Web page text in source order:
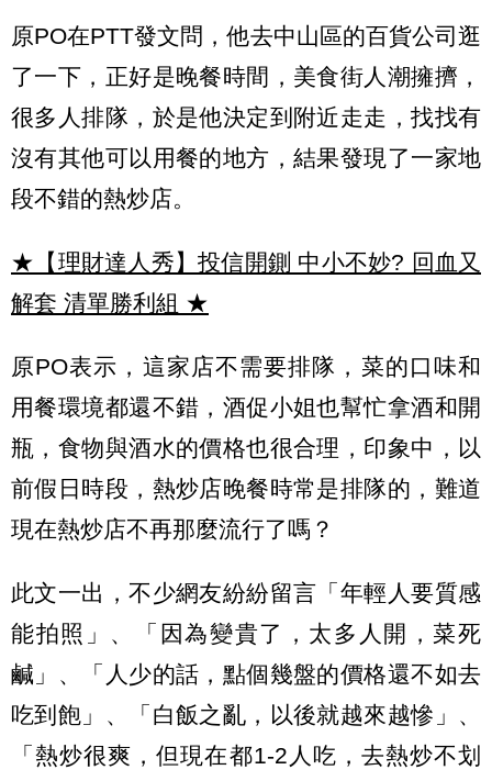
原PO在PTT發文問，他去中山區的百貨公司逛
了一下，正好是晚餐時間，美食街人潮擁擠，
很多人排隊，於是他決定到附近走走，找找有
沒有其他可以用餐的地方，結果發現了一家地
段不錯的熱炒店。
★【理財達人秀】投信開鍘 中小不妙? 回血又
解套 清單勝利組 ★
原PO表示，這家店不需要排隊，菜的口味和
用餐環境都還不錯，酒促小姐也幫忙拿酒和開
瓶，食物與酒水的價格也很合理，印象中，以
前假日時段，熱炒店晚餐時常是排隊的，難道
現在熱炒店不再那麼流行了嗎？
此文一出，不少網友紛紛留言「年輕人要質感
能拍照」、「因為變貴了，太多人開，菜死
鹹」、「人少的話，點個幾盤的價格還不如去
吃到飽」、「白飯之亂，以後就越來越慘」、
「熱炒很爽，但現在都1-2人吃，去熱炒不划